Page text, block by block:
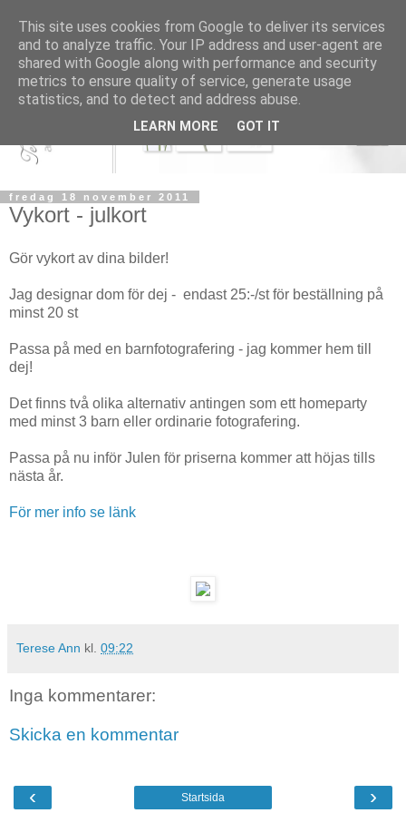
fredag 18 november 2011
Vykort - julkort
Gör vykort av dina bilder!
Jag designar dom för dej - endast 25:-/st för beställning på
minst 20 st
Passa på med en barnfotografering - jag kommer hem till
dej!
Det finns två olika alternativ antingen som ett homeparty
med minst 3 barn eller ordinarie fotografering.
Passa på nu inför Julen för priserna kommer att höjas tills
nästa år.
För mer info se länk
Terese Ann kl. 09:22
Inga kommentarer:
Skicka en kommentar
‹ ›
Startsida
This site uses cookies from Google to deliver its services
and to analyze traffic. Your IP address and user-agent are
shared with Google along with performance and security
metrics to ensure quality of service, generate usage
statistics, and to detect and address abuse.
LEARN MORE GOT IT